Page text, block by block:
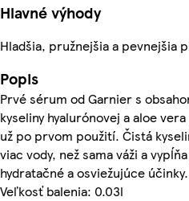
Hlavné výhody
Hladšia, pružnejšia a pevnejšia
Popis
Prvé sérum od Garnier s
kyseliny hyalurónovej a aloe
už po prvom použití. Čistá
viac vody, než sama váži a
hydratačné a osviežujúce účinky.
Veľkosť balenia: 0.03l